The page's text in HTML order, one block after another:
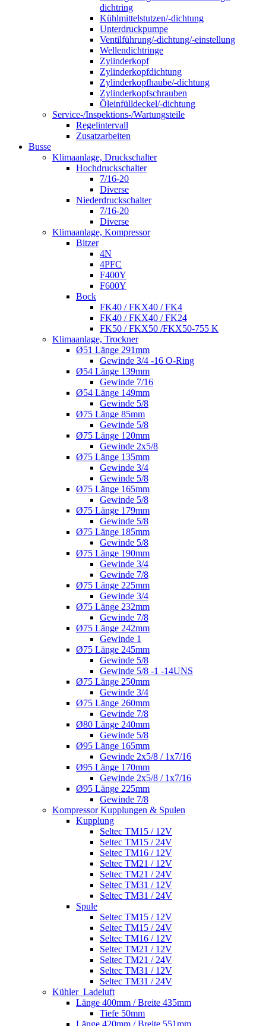
dichtring
Kühlmittelstutzen/-dichtung
Unterdruckpumpe
Ventilführung/-dichtung/-einstellung
Wellendichtringe
Zylinderkopf
Zylinderkopfdichtung
Zylinderkopfhaube/-dichtung
Zylinderkopfschrauben
Öleinfülldeckel/-dichtung
Service-/Inspektions-/Wartungsteile
Regelintervall
Zusatzarbeiten
Busse
Klimaanlage, Druckschalter
Hochdruckschalter
7/16-20
Diverse
Niederdruckschalter
7/16-20
Diverse
Klimaanlage, Kompressor
Bitzer
4N
4PFC
F400Y
F600Y
Bock
FK40 / FKX40 / FK4
FK40 / FKX40 / FK24
FK50 / FKX50 /FKX50-755 K
Klimaanlage, Trockner
Ø51 Länge 291mm
Gewinde 3/4 -16 O-Ring
Ø54 Länge 139mm
Gewinde 7/16
Ø54 Länge 149mm
Gewinde 5/8
Ø75 Länge 85mm
Gewinde 5/8
Ø75 Länge 120mm
Gewinde 2x5/8
Ø75 Länge 135mm
Gewinde 3/4
Gewinde 5/8
Ø75 Länge 165mm
Gewinde 5/8
Ø75 Länge 179mm
Gewinde 5/8
Ø75 Länge 185mm
Gewinde 5/8
Ø75 Länge 190mm
Gewinde 3/4
Gewinde 7/8
Ø75 Länge 225mm
Gewinde 3/4
Ø75 Länge 232mm
Gewinde 7/8
Ø75 Länge 242mm
Gewinde 1
Ø75 Länge 245mm
Gewinde 5/8
Gewinde 5/8 -1 -14UNS
Ø75 Länge 250mm
Gewinde 3/4
Ø75 Länge 260mm
Gewinde 7/8
Ø80 Länge 240mm
Gewinde 5/8
Ø95 Länge 165mm
Gewinde 2x5/8 / 1x7/16
Ø95 Länge 170mm
Gewinde 2x5/8 / 1x7/16
Ø95 Länge 225mm
Gewinde 7/8
Kompressor Kupplungen & Spulen
Kupplung
Seltec TM15 / 12V
Seltec TM15 / 24V
Seltec TM16 / 12V
Seltec TM21 / 12V
Seltec TM21 / 24V
Seltec TM31 / 12V
Seltec TM31 / 24V
Spule
Seltec TM15 / 12V
Seltec TM15 / 24V
Seltec TM16 / 12V
Seltec TM21 / 12V
Seltec TM21 / 24V
Seltec TM31 / 12V
Seltec TM31 / 24V
Kühler_Ladeluft
Länge 400mm / Breite 435mm
Tiefe 50mm
Länge 420mm / Breite 551mm